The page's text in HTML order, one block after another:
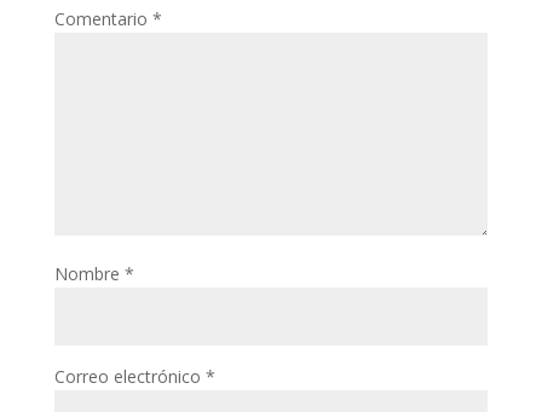
Comentario *
Nombre *
Correo electrónico *